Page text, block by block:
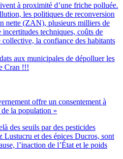
à proximité d’une friche polluée.
les politiques de reconversion
nette (ZAN), plusieurs milliers de
incertitudes techniques, coûts de
la confiance des habitants
aux municipales de dépolluer les
Cran !!!
offre un consentement à
la population »
des seuils par des pesticides
et des épices Ducros, sont
l’inaction de l’État et le poids